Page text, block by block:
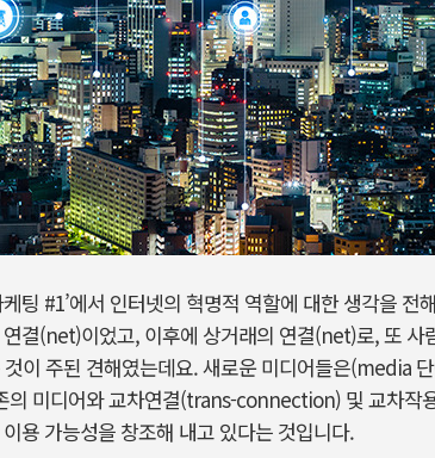
팅 #1’에서 인터넷의 혁명적 역할에 대한 생각을 전
결(net)이었고, 이후에 상거래의 연결(net)로, 또 사
이 주된 견해였는데요. 새로운 미디어들은(media
의 미디어와 교차연결(trans-connection) 및 교차
용 가능성을 창조해 내고 있다는 것입니다.